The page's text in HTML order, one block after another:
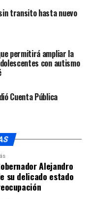
marcharon
transito hasta nuevo
permitirá ampliar la
con autismo
Cuenta Pública
Alejandro
su delicado estado